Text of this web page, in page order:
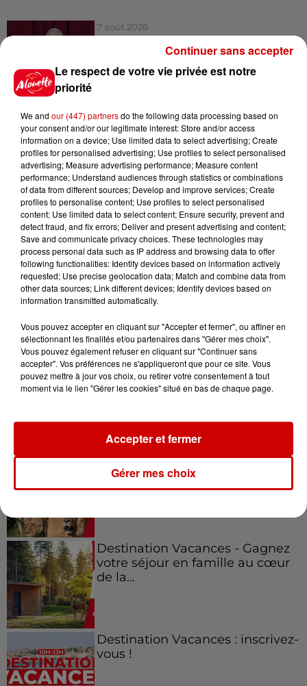
7 août 2026
est son programme ?
7 août 2026
Limoges : un bébé d'un mois
blessé dans un incendie, un
appartement...
7 août 2026
Éclipse solaire : découvrez les
meilleurs spots d'observation
du...
7 août 2026
condamné, repreneurs pour
Duralex et la...
Jeux Voir plus
Le Duel - Gagnez vos entrées
pour l'un des zoos de nos
régions !
Destination Vacances - Gagnez
votre séjour en famille au cœur
de la...
Destination Vacances : inscrivez-
vous !
Le respect de votre vie privée est notre
priorité
We and our (447) partnersdo the following data processing based on
your consent and/or our legitimate interest: Store and/or access
information on a device; Use limited data to select advertising; Create
profiles for personalised advertising; Use profiles to select personalised
advertising; Measure advertising performance; Measure content
performance; Understand audiences through statistics or combinations
of data from different sources; Develop and improve services; Create
profiles to personalise content; Use profiles to select personalised
content; Use limited data to select content; Ensure security, prevent and
detect fraud, and fix errors; Deliver and present advertising and content;
Save and communicate privacy choices. These technologies may
process personal data such as IP address and browsing data to offer
following functionalities: Identify devices based on information actively
requested; Use precise geolocation data; Match and combine data from
other data sources; Link different devices; Identify devices based on
information transmitted automatically.
Vous pouvez accepter en cliquant sur "Accepter et fermer", ou affiner en
sélectionnant les finalités et/ou partenaires dans "Gérer mes choix".
Vous pouvez également refuser en cliquant sur "Continuer sans
accepter". Vos préférences ne s'appliqueront que pour ce site. Vous
pouvez mettre à jour vos choix, ou retirer votre consentement à tout
moment via le lien "Gérer les cookies" situé en bas de chaque page.
Gérer mes choix
Accepter et fermer
Continuer sans accepter